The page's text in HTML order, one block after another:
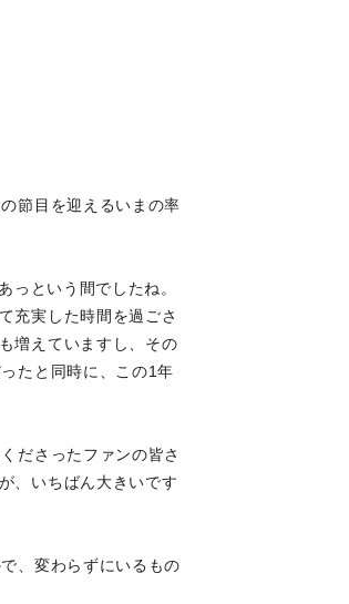
節目を迎えるいまの率
っという間でしたね。
充実した時間を過ごさ
増えていますし、その
たと同時に、この1年
ださったファンの皆さ
、いちばん大きいです
、変わらずにいるもの